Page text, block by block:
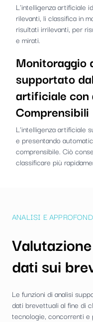
L'intelligenza artificiale
rilevanti, li classifica in
risultati irrilevanti, per
e mirati.
Monitoraggio
supportato
artificialecon
Comprensibili
L'intelligenza artificiale
e presentando
comprensibile. Ciò
classificare più
ANALISI E
dati sui
Le funzioni di analisi
dati brevettuali al fine di
tecnologie, concorrenti e